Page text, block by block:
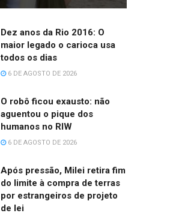
Dez anos da Rio 2016: O
maior legado o carioca usa
todos os dias
6 DE AGOSTO DE 2026
O robô ficou exausto: não
aguentou o pique dos
humanos no RIW
6 DE AGOSTO DE 2026
Após pressão, Milei retira fim
do limite à compra de terras
por estrangeiros de projeto
de lei